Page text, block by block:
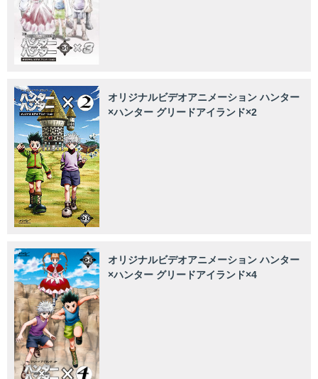
オリジナルビデオアニメーション ハンター
×ハンター グリードアイランド×2
オリジナルビデオアニメーション ハンター
×ハンター グリードアイランド×4